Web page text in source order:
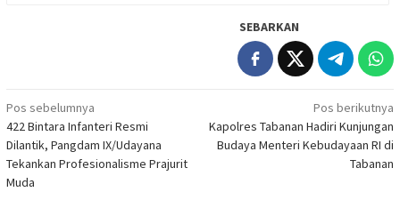
SEBARKAN
Navigasi
pos
Pos sebelumnya
422 Bintara Infanteri Resmi
Dilantik, Pangdam IX/Udayana
Tekankan Profesionalisme Prajurit
Muda
Pos berikutnya
Kapolres Tabanan Hadiri Kunjungan
Budaya Menteri Kebudayaan RI di
Tabanan